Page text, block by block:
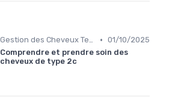
Gestion des Cheveux Texturés au Quotidien • 01/10/2025
Comprendre et prendre soin des
cheveux de type 2c